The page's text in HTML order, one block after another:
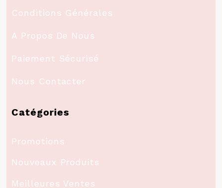
Conditions Générales
A Propos De Nous
Paiement Sécurisé
Nous Contacter
Catégories
Promotions
Nouveaux Produits
Meilleures Ventes